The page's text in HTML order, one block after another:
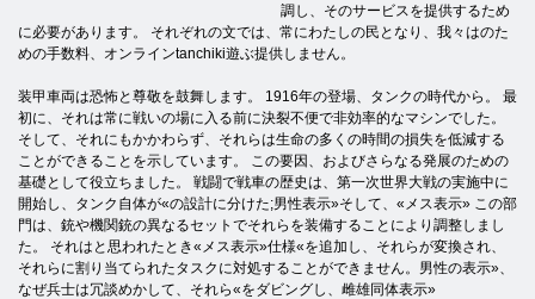
調し、そのサービスを提供するため
に必要があります。 それぞれの文では、常にわたしの民となり、我々はのた
めの手数料、オンラインtanchiki遊ぶ提供しません。
装甲車両は恐怖と尊敬を鼓舞します。 1916年の登場、タンクの時代から。 最
初に、それは常に戦いの場に入る前に決裂不便で非効率的なマシンでした。
そして、それにもかかわらず、それらは生命の多くの時間の損失を低減する
ことができることを示しています。 この要因、およびさらなる発展のための
基礎として役立ちました。 戦闘で戦車の歴史は、第一次世界大戦の実施中に
開始し、タンク自体が«の設計に分けた;男性表示»そして、«メス表示» この部
門は、銃や機関銃の異なるセットでそれらを装備することにより調整しまし
た。 それはと思われたとき«メス表示»仕様«を追加し、それらが変換され、
それらに割り当てられたタスクに対処することができません。男性の表示»、
なぜ兵士は冗談めかして、それら«をダビングし、雌雄同体表示»